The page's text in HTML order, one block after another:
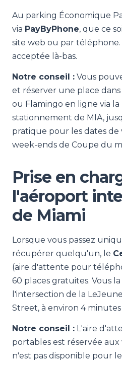
Au parking Économique
via PayByPhone, que ce
site web ou par téléphone.
acceptée là-bas.
Notre conseil : Vous
et réserver une place
ou Flamingo en ligne via
stationnement de MIA,
pratique pour les dates de
week-ends de Coupe du
Prise en
l'aéroport
de Miami
Lorsque vous passez
récupérer quelqu'un, le
(aire d'attente pour
60 places gratuites. Vous
l'intersection de la
Street, à environ 4
Notre conseil : L'aire
portables est réservée
n'est pas disponible pour